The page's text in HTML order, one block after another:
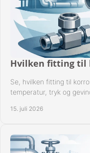
Hvilken fitting til
Se, hvilken fitting til
temperatur, tryk og
15. juli 2026